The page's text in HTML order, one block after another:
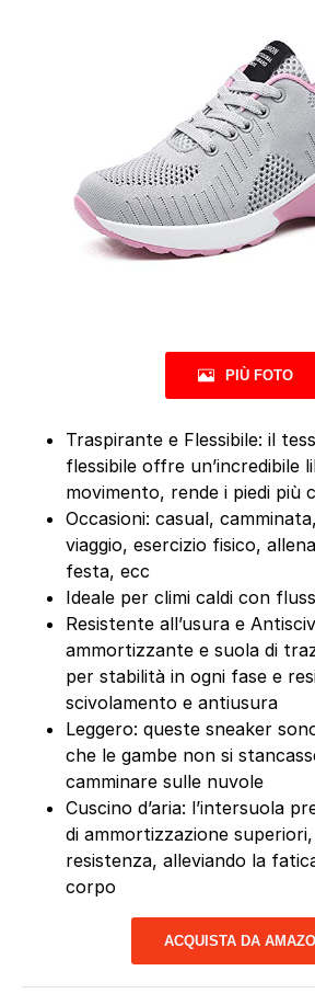
PIÙ FOTO
Traspirante e Flessibile: il
flessibile offre un’incredibile
movimento, rende i piedi più
Occasioni: casual,
viaggio, esercizio fisico,
festa, ecc
Ideale per climi caldi con
Resistente all’usura e
ammortizzante e suola di
per stabilità in ogni fase e
scivolamento e antiusura
Leggero: queste sneaker
che le gambe non si
camminare sulle nuvole
Cuscino d’aria: l’intersuola
di ammortizzazione
resistenza, alleviando la
corpo
ACQUISTA DA